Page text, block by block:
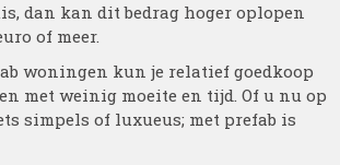
dan kan dit bedrag hoger oplopen
of meer.
woningen kun je relatief goedkoop
met weinig moeite en tijd. Of u nu op
simpels of luxueus; met prefab is